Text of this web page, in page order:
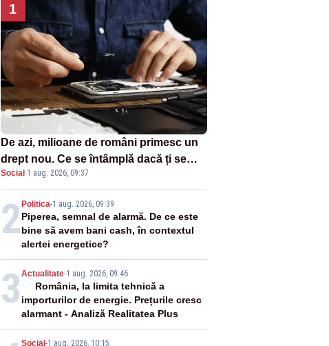
1
De azi, milioane de români primesc un
drept nou. Ce se întâmplă dacă ți se
strică un produs
Social ·1 aug. 2026, 09:37
2 Politica-1 aug. 2026, 09:39
Piperea, semnal de alarmă. De ce este
bine să avem bani cash, în contextul
alertei energetice?
3 Actualitate-1 aug. 2026, 09:46
România, la limita tehnică a
importurilor de energie. Prețurile cresc
alarmant - Analiză Realitatea Plus
Social -1 aug. 2026, 10:15